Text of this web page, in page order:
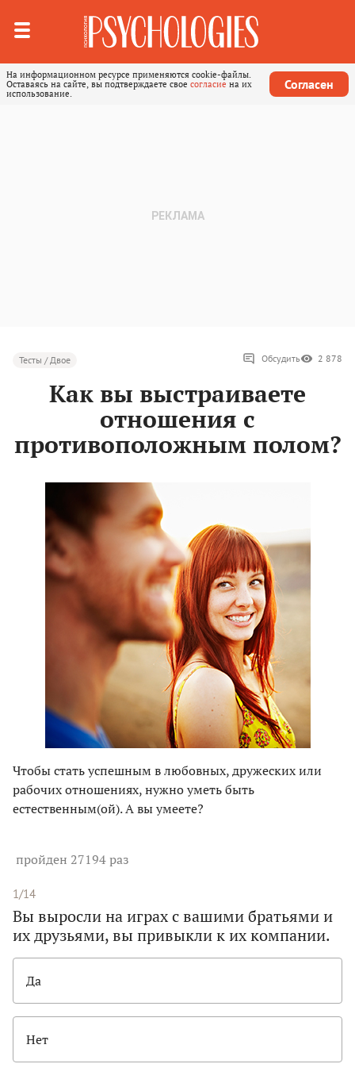
На информационном ресурсе применяются cookie-файлы.
Оставаясь на сайте, вы подтверждаете свое согласие на их
использование.
Согласен
Тесты / Двое Обсудить 2 878
Как вы выстраиваете
отношения с
противоположным полом?
Чтобы стать успешным в любовных, дружеских или
рабочих отношениях, нужно уметь быть
естественным(ой). А вы умеете?
пройден 27194 раз
1/14
Вы выросли на играх с вашими братьями и
их друзьями, вы привыкли к их компании.
Да
Нет